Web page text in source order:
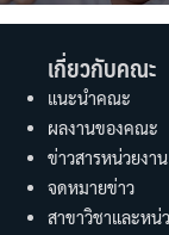
เกี่ยวกับคณะ
แนะนำคณะ
ผลงานของคณะ
ข่าวสารหน่วยงาน
จดหมายข่าว
สาขาวิชาและหน่